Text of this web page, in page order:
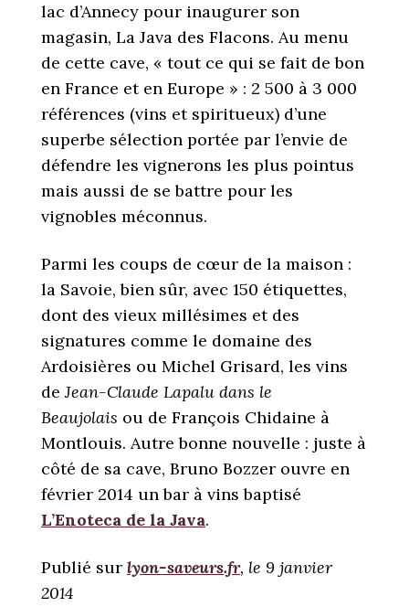
lac d’Annecy pour inaugurer son
magasin, La Java des Flacons. Au menu
de cette cave, « tout ce qui se fait de bon
en France et en Europe » : 2 500 à 3 000
références (vins et spiritueux) d’une
superbe sélection portée par l’envie de
défendre les vignerons les plus pointus
mais aussi de se battre pour les
vignobles méconnus.
Parmi les coups de cœur de la maison :
la Savoie, bien sûr, avec 150 étiquettes,
dont des vieux millésimes et des
signatures comme le domaine des
Ardoisières ou Michel Grisard, les vins
deJean-Claude Lapalu dans le
Beaujolais ou de François Chidaine à
Montlouis. Autre bonne nouvelle : juste à
côté de sa cave, Bruno Bozzer ouvre en
février 2014 un bar à vins baptisé
L’Enoteca de la Java.
Publié sur lyon-saveurs.fr, le 9 janvier
2014